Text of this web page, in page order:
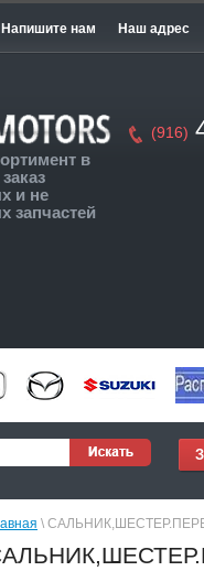
Напишите нам Наш адрес
в
и не
запчастей
(916)
\